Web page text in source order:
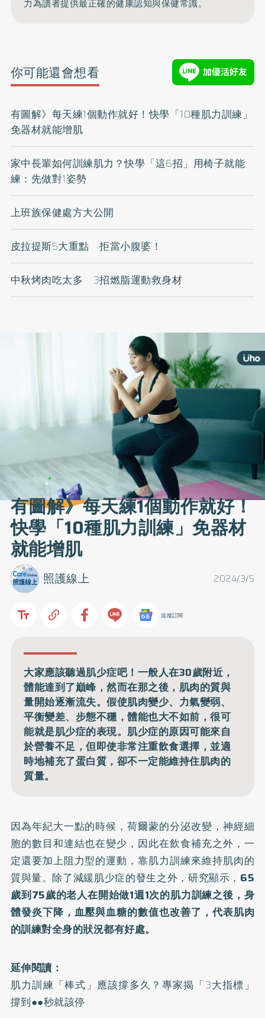
力為讀者提供最正確的健康認知與保健常識。
你可能還會想看
有圖解》每天練1個動作就好！快學「10種肌力訓練」
免器材就能增肌
家中長輩如何訓練肌力？快學「這6招」用椅子就能
練：先做對1姿勢
上班族保健處方大公開
皮拉提斯5大重點 拒當小腹婆！
中秋烤肉吃太多 3招燃脂運動救身材
有圖解》每天練1個動作就好！
快學「10種肌力訓練」免器材
就能增肌
2024/3/5
照護線上
追蹤訂閱
大家應該聽過肌少症吧！一般人在30歲附近，
體能達到了巔峰，然而在那之後，肌肉的質與
量開始逐漸流失。假使肌肉變少、力氣變弱、
平衡變差、步態不穩，體能也大不如前，很可
能就是肌少症的表現。肌少症的原因可能來自
於營養不足，但即使非常注重飲食選擇，並適
時地補充了蛋白質，卻不一定能維持住肌肉的
質量。
因為年紀大一點的時候，荷爾蒙的分泌改變，神經細
胞的數目和連結也在變少，因此在飲食補充之外，一
定還要加上阻力型的運動，靠肌力訓練來維持肌肉的
質與量。除了減緩肌少症的發生之外，研究顯示， 65
歲到75歲的老人在開始做1週1次的肌力訓練之後，身
體發炎下降，血壓與血糖的數值也改善了，代表肌肉
的訓練對全身的狀況都有好處。
延伸閱讀：
肌力訓練「棒式」應該撐多久？專家揭「3大指標」
撐到●●秒就該停